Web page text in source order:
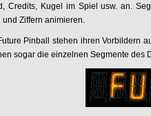
Credits, Kugel im Spiel usw. an.
Ziffern animieren.
Pinball stehen ihren Vorbildern
sogar die einzelnen Segmente